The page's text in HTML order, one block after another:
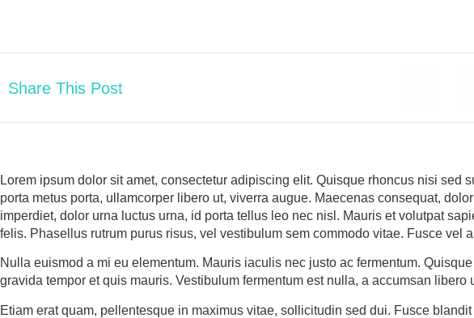
Share This Post
Lorem ipsum dolor sit amet, consectetur adipiscing elit. Quisque rhoncus nisi sed
porta metus porta, ullamcorper libero ut, viverra augue. Maecenas consequat,
imperdiet, dolor urna luctus urna, id porta tellus leo nec nisl. Mauris et volutpat
felis. Phasellus rutrum purus risus, vel vestibulum sem commodo vitae. Fusce vel
Nulla euismod a mi eu elementum. Mauris iaculis nec justo ac fermentum.
gravida tempor et quis mauris. Vestibulum fermentum est nulla, a accumsan libero
Etiam erat quam, pellentesque in maximus vitae, sollicitudin sed dui. Fusce